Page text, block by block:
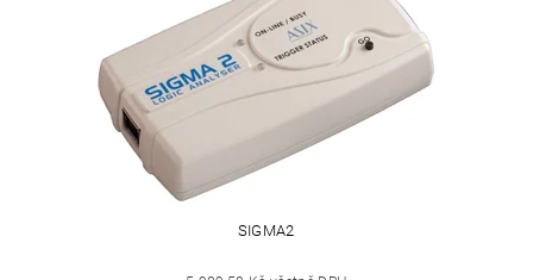
SIGMA2